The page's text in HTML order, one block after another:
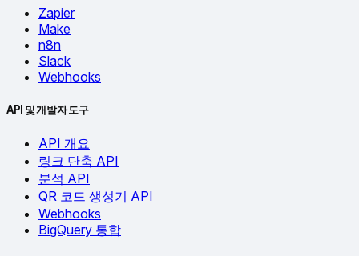
Zapier
Make
n8n
Slack
Webhooks
API 및 개발자 도구
API 개요
링크 단축 API
분석 API
QR 코드 생성기 API
Webhooks
BigQuery 통합